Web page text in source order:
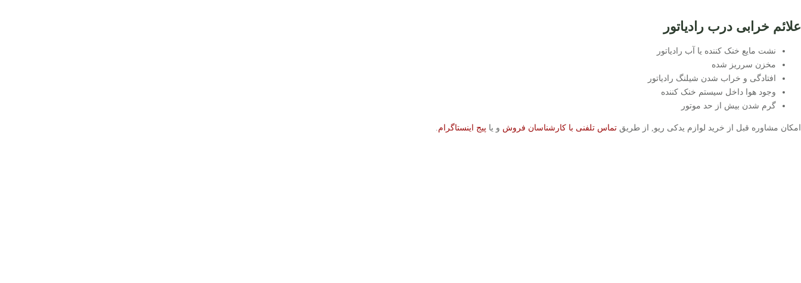
علائم خرابی درب رادیاتور
نشت مایع خنک کننده یا آب رادیاتور
مخزن سرریز شده
افتادگی و خراب شدن شیلنگ رادیاتور
وجود هوا داخل سیستم خنک کننده
گرم شدن بیش از حد موتور
امکان مشاوره قبل از خرید لوازم یدکی ریو, از طریق تماس تلفنی با کارشناسان فروش و یا پیج اینستاگرام.